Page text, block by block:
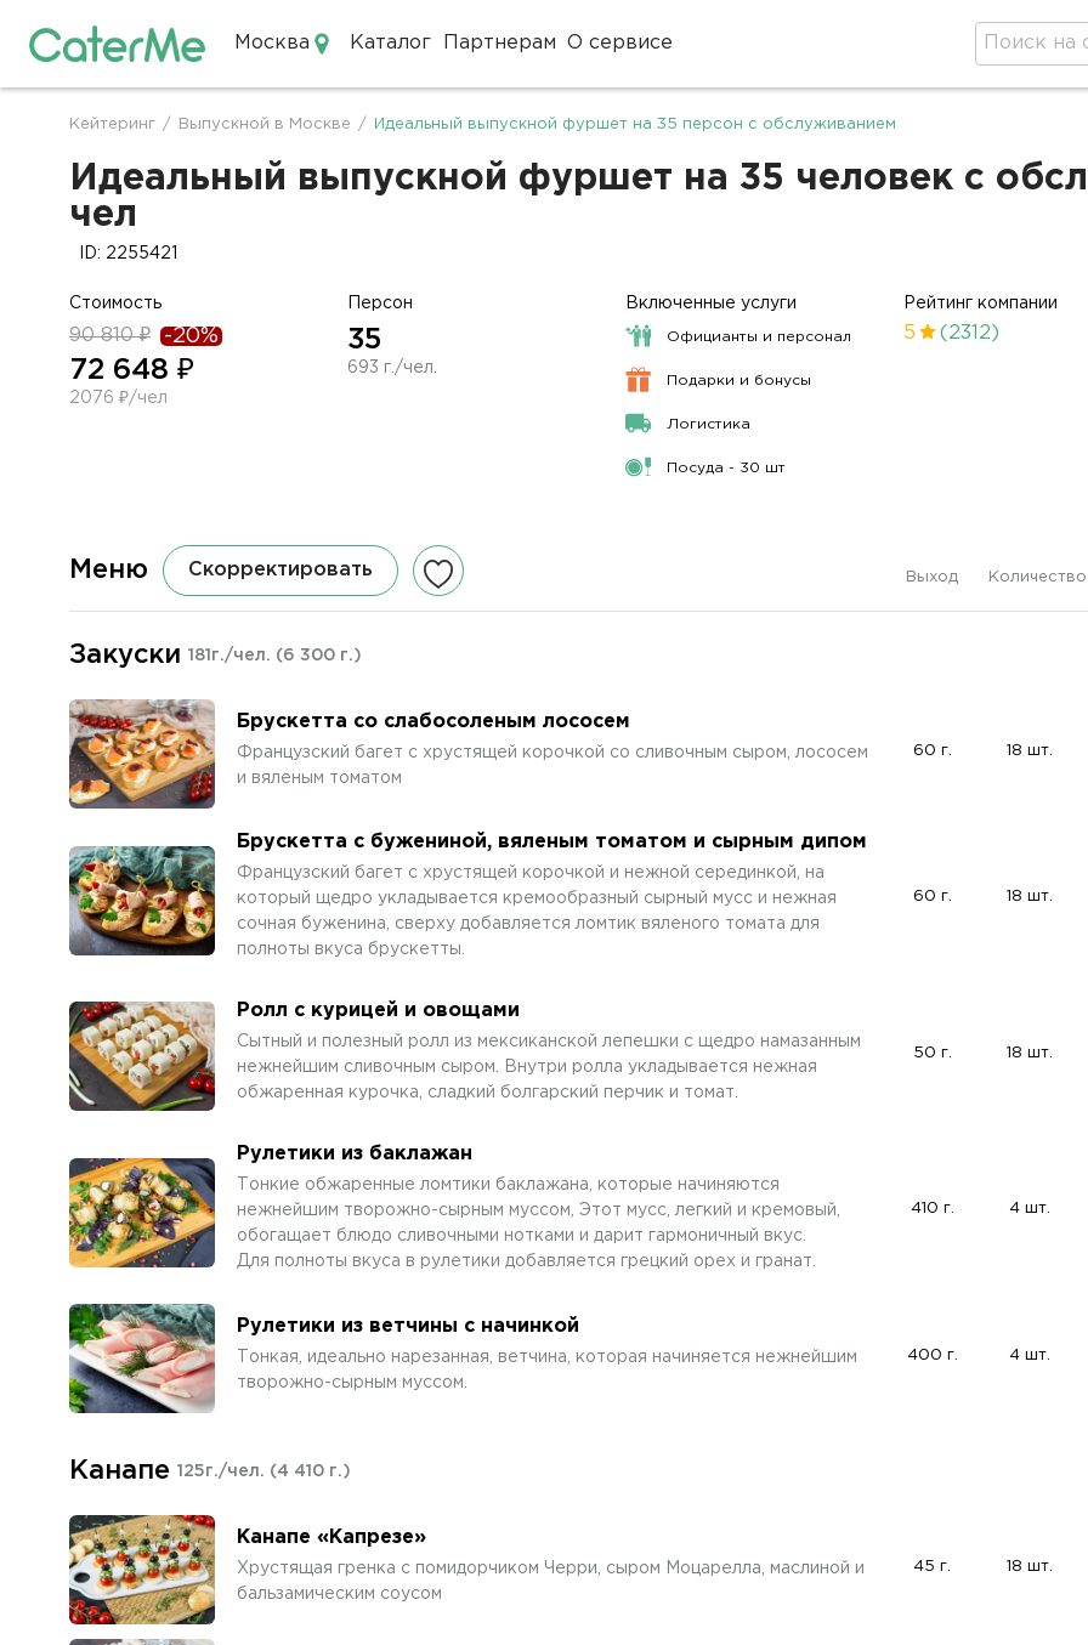
Москва Каталог Партнерам О сервисе
Строка
навигации
Кейтеринг / Выпускной в Москве / Идеальный выпускной фуршет на 35 персон с обслуживанием
Идеальный выпускной фуршет на 35 человек с
чел
ID: 2255421
Стоимость
90 810 ₽ -20%
72 648 ₽
2076 ₽/чел
Персон
35
693 г./чел.
Включенные услуги
Официанты и персонал
Подарки и бонусы
Логистика
Посуда - 30 шт
Рейтинг компании
5 (2312)
Меню Скорректировать Выход Количество
Закуски 181г./чел. (6 300 г.)
Брускетта со слабосоленым лососем
Французский багет с хрустящей корочкой со сливочным сыром, лососем
и вяленым томатом
60 г. 18 шт.
Брускетта с бужениной, вяленым томатом и сырным дипом
Французский багет с хрустящей корочкой и нежной серединкой, на
который щедро укладывается кремообразный сырный мусс и нежная
сочная буженина, сверху добавляется ломтик вяленого томата для
полноты вкуса брускетты.
60 г. 18 шт.
Ролл с курицей и овощами
Сытный и полезный ролл из мексиканской лепешки с щедро намазанным
нежнейшим сливочным сыром. Внутри ролла укладывается нежная
обжаренная курочка, сладкий болгарский перчик и томат.
50 г. 18 шт.
Рулетики из баклажан
Тонкие обжаренные ломтики баклажана, которые начиняются
нежнейшим творожно-сырным муссом, Этот мусс, легкий и кремовый,
обогащает блюдо сливочными нотками и дарит гармоничный вкус.
Для полноты вкуса в рулетики добавляется грецкий орех и гранат.
410 г. 4 шт.
Рулетики из ветчины с начинкой
Тонкая, идеально нарезанная, ветчина, которая начиняется нежнейшим
творожно-сырным муссом.
400 г. 4 шт.
Канапе 125г./чел. (4 410 г.)
Канапе «Капрезе»
Хрустящая гренка с помидорчиком Черри, сыром Моцарелла, маслиной и
бальзамическим соусом
45 г. 18 шт.